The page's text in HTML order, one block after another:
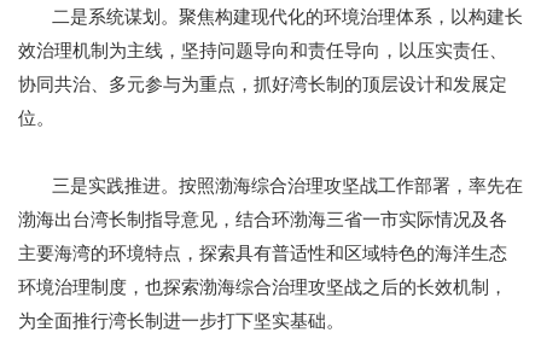
二是系统谋划。聚焦构建现代化的环境治理体系，以构建长
效治理机制为主线，坚持问题导向和责任导向，以压实责任、
协同共治、多元参与为重点，抓好湾长制的顶层设计和发展定
位。
三是实践推进。按照渤海综合治理攻坚战工作部署，率先在
渤海出台湾长制指导意见，结合环渤海三省一市实际情况及各
主要海湾的环境特点，探索具有普适性和区域特色的海洋生态
环境治理制度，也探索渤海综合治理攻坚战之后的长效机制，
为全面推行湾长制进一步打下坚实基础。